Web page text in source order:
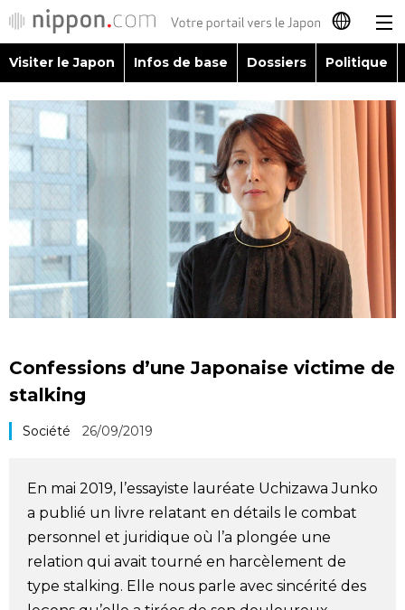
日本語
简体字
繁體字
Español
العربية
Visiter le Japon
Infos de base
Dossiers
Économie
Société
Culture
Gastronomie
Le japonais
Visiter le Japon Infos de base Dossiers Politique
Confessions d’une Japonaise victime de
stalking
Société 26/09/2019
En mai 2019, l’essayiste lauréate Uchizawa Junko
a publié un livre relatant en détails le combat
personnel et juridique où l’a plongée une
relation qui avait tourné en harcèlement de
type stalking. Elle nous parle avec sincérité des